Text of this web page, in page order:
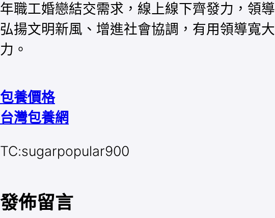
年職工婚戀結交需求，線上線下齊發力，領
弘揚文明新風、增進社會協調，有用領導寬
力。
包養價格
台灣包養網
TC:sugarpopular900
發佈留言